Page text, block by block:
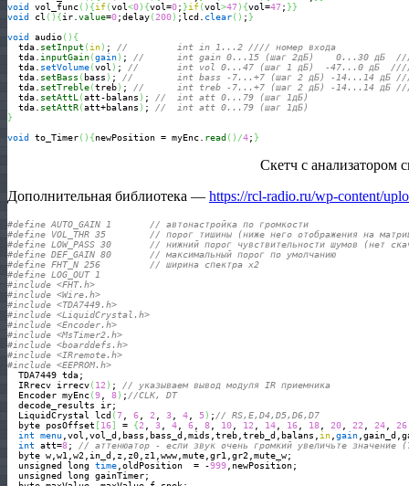
void vol_func( ) {if(vol<0) {vol=0; }if(vol>47) {vol=47; }}
void cl ( ) {ir. value=0;delay(200) ;lcd. clear( ) ; }
void audio( ) {
  tda.
setInput ( in) ; //         int in 1...2 //// номер входа
  tda.
inputGain(gain) ; //      int gain 0...15 (шаг 2дБ)    0...30 дБ  ////
  tda.
setVolume(vol ) ; //       int vol 0...47 (шаг 1 дБ)  -47...0 дБ  ////
  tda.
setBass ( bass ) ; //        int bass -7...+7 (шаг 2 дБ) -14...14 дБ
  tda.
setTreble(treb) ; //      int treb -7...+7 (шаг 2 дБ) -14...14 дБ ////
  tda.
setAttL (att-balans ) ; //  int att 0...79 (шаг 1дБ)
  tda.
setAttR(att+balans ) ; //  int att 0...79 (шаг 1дБ)
}
void to_Timer( ) {newPosition = myEnc. read ( ) /4; }
Скетч с анализатором
Дополнительная библиотека — https://rcl-radio.ru/wp-content/
#define AUTO_GAIN 1       // автонастройка по громкости
#define VOL_THR 35        // порог тишины (ниже него отображения на
#define LOW_PASS 30       // нижний порог чувствительности шумов (нет
#define DEF_GAIN 80       // максимальный порог по умолчанию
#define FHT_N 256         // ширина спектра х2
#define LOG_OUT 1
#include <FHT.h>
#include <Wire.h>
#include <TDA7449.h>
#include <LiquidCrystal.h>
#include <Encoder.h>
#include <MsTimer2.h>
#include <boarddefs.h>
#include <IRremote.h>
#include <EEPROM.h>
  TDA7449 tda;
  IRrecv irrecv
( 12 ) ; // указываем вывод модуля IR приемника
  Encoder myEnc
(9 8) ; //CLK, DT
  decode_results ir;
  LiquidCrystal lcd
(7 6 2 3 4 5) ; // RS,E,D4,D5,D6,D7
  byte posOffset
[16] = {2 3 4 6 8 10 12 14 16 18 20 22 24 26
int
menu ,vol,vol_d,bass,bass_d,mids,treb,treb_d,balans, in gain
int att=8; // аттенюатор - если звук очень громкий увеличьте
  byte w,w1,w2,in_d,z,z0,z1,www,mute,gr1,gr2,mute_w;
  unsigned long
time ,oldPosition  = -999 ,newPosition;
  unsigned long gainTimer;